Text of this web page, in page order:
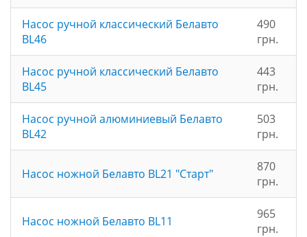
Насос ручной классический Белавто
BL46
490
грн.
Насос ручной классический Белавто
BL45
443
грн.
Насос ручной алюминиевый Белавто
BL42
503
грн.
Насос ножной Белавто BL21 "Старт"
870
грн.
Насос ножной Белавто BL11
965
грн.